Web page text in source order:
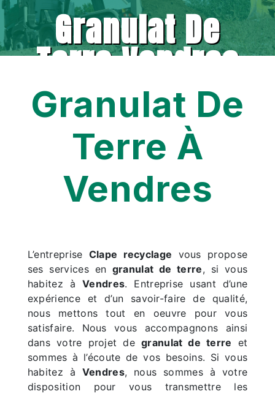
Granulat De
Terre Vendres
Granulat De
Terre À
Vendres
L’entreprise Clape recyclage vous propose
ses services en granulat de terre, si vous
habitez à Vendres. Entreprise usant d’une
expérience et d’un savoir-faire de qualité,
nous mettons tout en oeuvre pour vous
satisfaire. Nous vous accompagnons ainsi
dans votre projet de granulat de terre et
sommes à l’écoute de vos besoins. Si vous
habitez à Vendres, nous sommes à votre
disposition pour vous transmettre les